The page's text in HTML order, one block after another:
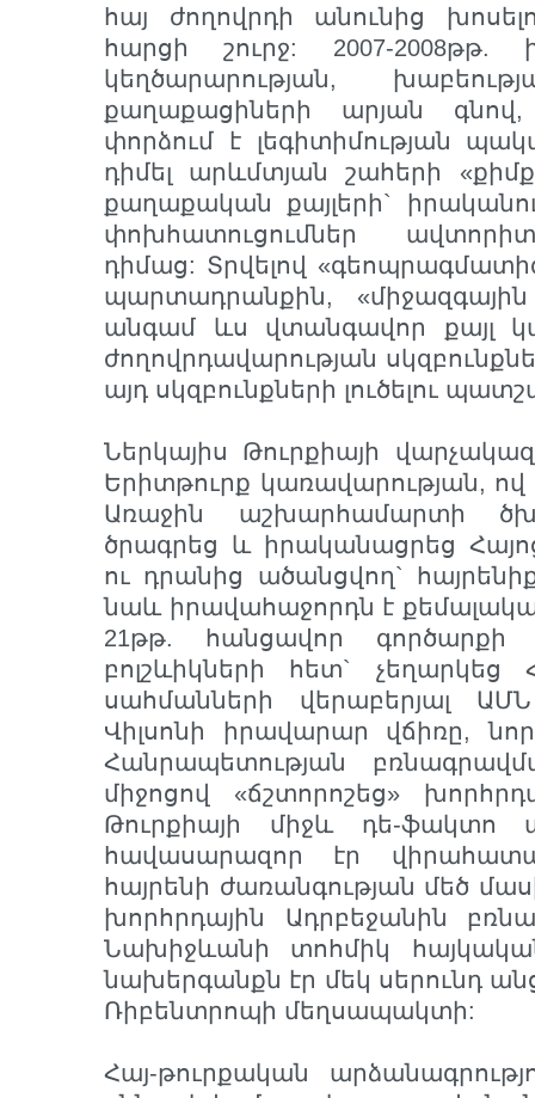
հայ ժողովրդի անունից
հարցի շուրջ: 2007-2008թթ.
կեղծարարության,
քաղաքացիների արյան
փորձում է լեգիտիմության
դիմել արևմտյան շահերի
քաղաքական քայլերի`
փոխհատուցումներ
դիմաց: Տրվելով
պարտադրանքին, «միջազգային
անգամ ևս վտանգավոր քայլ
ժողովրդավարության
այդ սկզբունքների լուծելու
Ներկայիս Թուրքիայի
Երիտթուրք կառավարության,
Առաջին աշխարհամարտի
ծրագրեց և իրականացրեց
ու դրանից ածանցվող`
նաև իրավահաջորդն է
21թթ. հանցավոր գործարքի
բոլշևիկների հետ` չեղարկեց
սահմանների վերաբերյալ
Վիլսոնի իրավարար վճիռը,
Հանրապետության
միջոցով «ճշտորոշեց»
Թուրքիայի միջև դե-ֆակտո
հավասարազոր էր
հայրենի ժառանգության մեծ
խորհրդային Ադրբեջանին
Նախիջևանի տոհմիկ
նախերգանքն էր մեկ սերունդ
Ռիբենտրոպի մեղսապակտի:
Հայ-թուրքական